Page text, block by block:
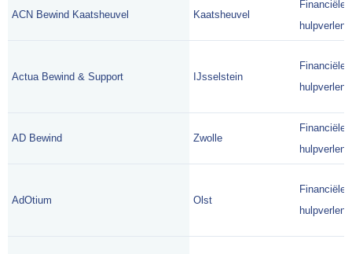
ACN Bewind Kaatsheuvel Kaatsheuvel
Financiële
Actua Bewind & Support IJsselstein
Financiële
AD Bewind Zwolle
Financiële
AdOtium Olst
Financiële